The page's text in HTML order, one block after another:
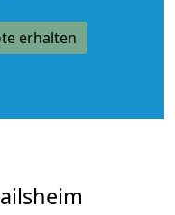
erhalten